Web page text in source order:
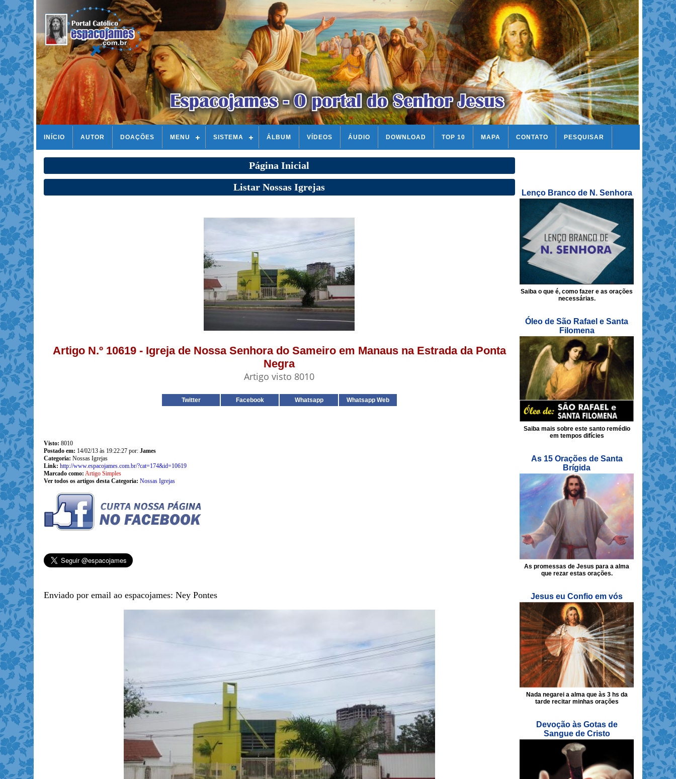
INÍCIO AUTOR DOAÇÕES MENU SISTEMA ÁLBUM VÍDEOS ÁUDIO DOWNLOAD TOP 10 MAPA CONTATO PESQUISAR
Página Inicial
Listar Nossas Igrejas
Artigo N.º 10619 - Igreja de Nossa Senhora do Sameiro em Manaus na Estrada da Ponta
Negra
Artigo visto 8010
Twitter Facebook Whatsapp Whatsapp Web
Visto: 8010
Postado em: 14/02/13 às 19:22:27 por: James
Categoria: Nossas Igrejas
Link: http://www.espacojames.com.br/?cat=174&id=10619
Marcado como: Artigo Simples
Ver todos os artigos desta Categoria: Nossas Igrejas
Enviado por email ao espacojames: Ney Pontes
Lenço Branco de N. Senhora
Saiba o que é, como fazer e as orações
necessárias.
Óleo de São Rafael e Santa
Filomena
Saiba mais sobre este santo remédio
em tempos difícies
As 15 Orações de Santa
Brígida
As promessas de Jesus para a alma
que rezar estas orações.
Jesus eu Confio em vós
Nada negarei a alma que às 3 hs da
tarde recitar minhas orações
Devoção às Gotas de
Sangue de Cristo